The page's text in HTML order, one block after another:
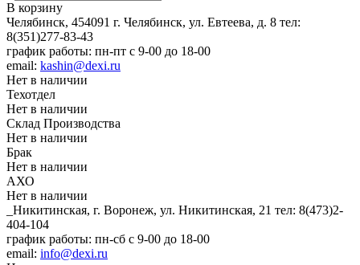
В корзину
Челябинск, 454091 г. Челябинск, ул. Евтеева, д. 8 тел:
8(351)277-83-43
график работы: пн-пт с 9-00 до 18-00
email: kashin@dexi.ru
Нет в наличии
Техотдел
Нет в наличии
Склад Производства
Нет в наличии
Брак
Нет в наличии
АХО
Нет в наличии
_Никитинская, г. Воронеж, ул. Никитинская, 21 тел: 8(473)2-
404-104
график работы: пн-сб с 9-00 до 18-00
email: info@dexi.ru